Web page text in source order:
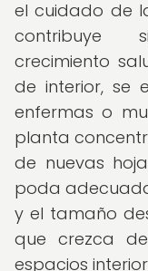
el cuidado de
contribuye
crecimiento
de interior, se
enfermas o
planta
de nuevas
poda
y el tamaño
que crezca
espacios